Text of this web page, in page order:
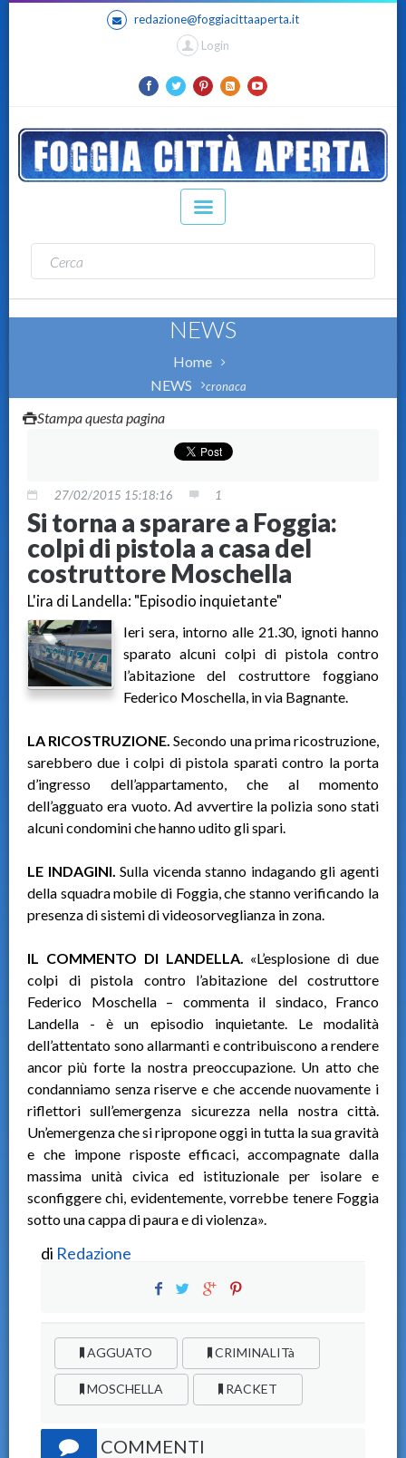
redazione@foggiacittaaperta.it
Login
NEWS
Home
NEWS
cronaca
Stampa questa pagina
27/02/2015 15:18:16 1
Si torna a sparare a Foggia:
colpi di pistola a casa del
costruttore Moschella
L'ira di Landella: "Episodio inquietante"
Ieri sera, intorno alle 21.30, ignoti hanno
sparato alcuni colpi di pistola contro
l’abitazione del costruttore foggiano
Federico Moschella, in via Bagnante.
LA RICOSTRUZIONE. Secondo una prima ricostruzione,
sarebbero due i colpi di pistola sparati contro la porta
d’ingresso dell’appartamento, che al momento
dell’agguato era vuoto. Ad avvertire la polizia sono stati
alcuni condomini che hanno udito gli spari.
LE INDAGINI. Sulla vicenda stanno indagando gli agenti
della squadra mobile di Foggia, che stanno verificando la
presenza di sistemi di videosorveglianza in zona.
IL COMMENTO DI LANDELLA. «L’esplosione di due
colpi di pistola contro l’abitazione del costruttore
Federico Moschella – commenta il sindaco, Franco
Landella - è un episodio inquietante. Le modalità
dell’attentato sono allarmanti e contribuiscono a rendere
ancor più forte la nostra preoccupazione. Un atto che
condanniamo senza riserve e che accende nuovamente i
riflettori sull’emergenza sicurezza nella nostra città.
Un’emergenza che si ripropone oggi in tutta la sua gravità
e che impone risposte efficaci, accompagnate dalla
massima unità civica ed istituzionale per isolare e
sconfiggere chi, evidentemente, vorrebbe tenere Foggia
sotto una cappa di paura e di violenza».
di Redazione
AGGUATO CRIMINALITà
MOSCHELLA RACKET
COMMENTI